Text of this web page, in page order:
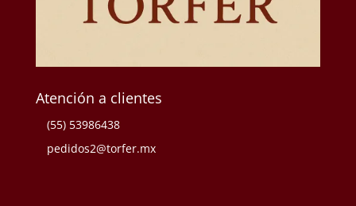
Atención a clientes
(55) 53986438
pedidos2@torfer.mx